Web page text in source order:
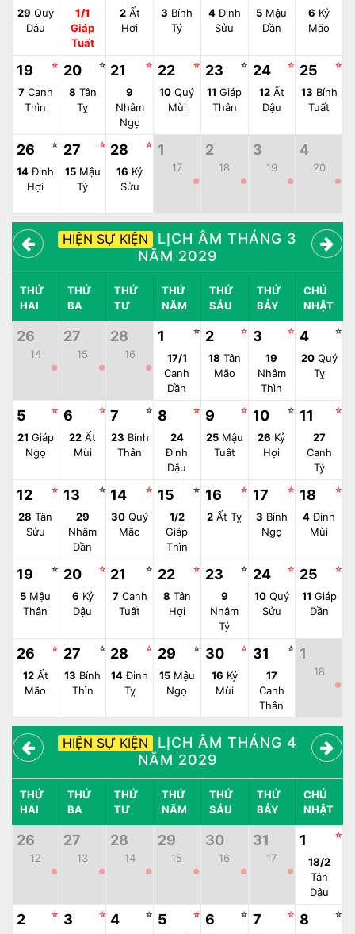
29 Quý
Dậu
1/1
Giáp
Tuất
2Ất
Hợi
3 Bính
Tý
4Đinh
Sửu
5 Mậu
Dần
6 Kỷ
Mão
19 ☆
7Canh
Thìn
20 ☆
8 Tân
Tỵ
21 ☆
9
Nhâm
Ngọ
22 ☆
10 Quý
Mùi
23 ☆
11 Giáp
Thân
24 ☆
12Ất
Dậu
25 ☆
13 Bính
Tuất
26 ☆
14Đinh
Hợi
27 ☆
15Mậu
Tý
28 ☆
16 Kỷ
Sửu
1
17
●
2
18
●
3
19
●
4
20
●
HIỆN SỰ KIỆN
LỊCH ÂM THÁNG 3
NĂM 2029
THỨ
HAI
THỨ
BA
THỨ
TƯ
THỨ
NĂM
THỨ
SÁU
THỨ
BẢY
CHỦ
NHẬT
26
14
●
27
15
●
28
16
●
1 ☆
17/1
Canh
Dần
2 ☆
18 Tân
Mão
3 ☆
19
Nhâm
Thìn
4 ☆
20Quý
Tỵ
5 ☆
21 Giáp
Ngọ
6 ☆
22 Ất
Mùi
7 ☆
23 Bính
Thân
8 ☆
24
Đinh
Dậu
9 ☆
25Mậu
Tuất
10 ☆
26 Kỷ
Hợi
11 ☆
27
Canh
Tý
12 ☆
28 Tân
Sửu
13 ☆
29
Nhâm
Dần
14 ☆
30 Quý
Mão
15 ☆
1/2
Giáp
Thìn
16 ☆
2 Ất Tỵ
17 ☆
3 Bính
Ngọ
18 ☆
4Đinh
Mùi
19 ☆
5 Mậu
Thân
20 ☆
6 Kỷ
Dậu
21 ☆
7Canh
Tuất
22 ☆
8 Tân
Hợi
23 ☆
9
Nhâm
Tý
24 ☆
10Quý
Sửu
25 ☆
11 Giáp
Dần
26 ☆
12Ất
Mão
27 ☆
13 Bính
Thìn
28 ☆
14Đinh
Tỵ
29 ☆
15Mậu
Ngọ
30 ☆
16 Kỷ
Mùi
31 ☆
17
Canh
Thân
1
18
●
HIỆN SỰ KIỆN
LỊCH ÂM THÁNG 4
NĂM 2029
THỨ
HAI
THỨ
BA
THỨ
TƯ
THỨ
NĂM
THỨ
SÁU
THỨ
BẢY
CHỦ
NHẬT
26
12
●
27
13
●
28
14
●
29
15
●
30
16
●
31
17
●
1 ☆
18/2
Tân
Dậu
2 ☆ 3 ☆ 4 ☆ 5 ☆ 6 ☆ 7 ☆ 8 ☆